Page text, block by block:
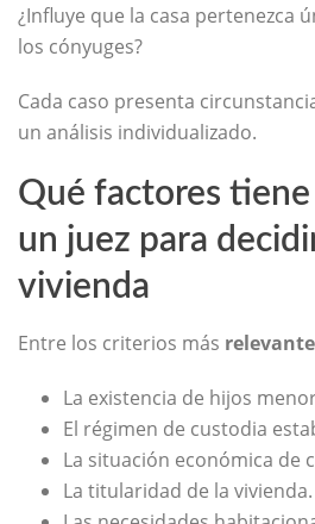
¿Influye que la casa pertenezca
los cónyuges?
Cada caso presenta
un análisis individualizado.
Qué factores
un juez para
vivienda
Entre los criterios más
La existencia de hijos
El régimen de custodia
La situación económica de
La titularidad de la vivienda.